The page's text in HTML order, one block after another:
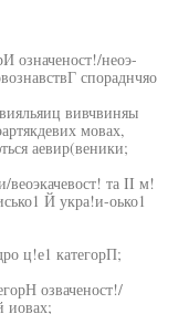
означеност!/неоэ-
спораднчяо
вивчвиняы
мовах,
аевир(веники;
веоэкачевост! та II м!
Й укра!и-оько1
ц!е1 категорП;
озваченост!/
иовах;